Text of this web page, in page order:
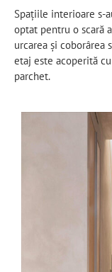
Spațiile interioare s-
optat pentru o scară
urcarea și coborârea
etaj este acoperită
parchet.